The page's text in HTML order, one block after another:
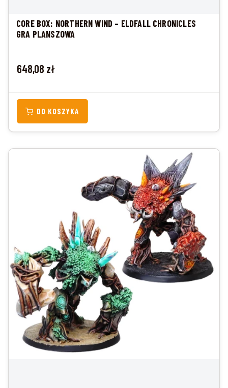
CORE BOX: NORTHERN WIND – ELDFALL CHRONICLES
GRA PLANSZOWA
Cena
648,08 zł
DO KOSZYKA